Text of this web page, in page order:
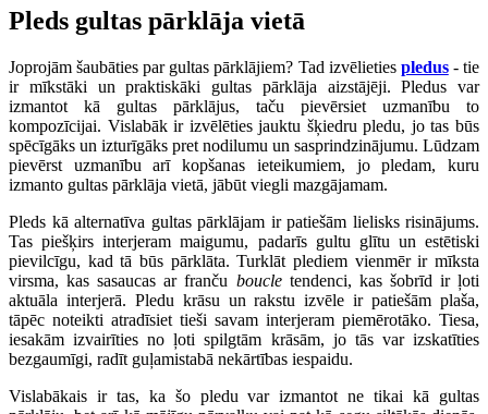
Pleds gultas pārklāja vietā
Joprojām šaubāties par gultas pārklājiem? Tad izvēlieties pledus- tie
ir mīkstāki un praktiskāki gultas pārklāja aizstājēji. Pledus var
izmantot kā gultas pārklājus, taču pievērsiet uzmanību to
kompozīcijai. Vislabāk ir izvēlēties jauktu šķiedru pledu, jo tas būs
spēcīgāks un izturīgāks pret nodilumu un sasprindzinājumu. Lūdzam
pievērst uzmanību arī kopšanas ieteikumiem, jo pledam, kuru
izmanto gultas pārklāja vietā, jābūt viegli mazgājamam.
Pleds kā alternatīva gultas pārklājam ir patiešām lielisks risinājums.
Tas piešķirs interjeram maigumu, padarīs gultu glītu un estētiski
pievilcīgu, kad tā būs pārklāta. Turklāt plediem vienmēr ir mīksta
virsma, kas sasaucas ar franču boucletendenci, kas šobrīd ir ļoti
aktuāla interjerā. Pledu krāsu un rakstu izvēle ir patiešām plaša,
tāpēc noteikti atradīsiet tieši savam interjeram piemērotāko. Tiesa,
iesakām izvairīties no ļoti spilgtām krāsām, jo tās var izskatīties
bezgaumīgi, radīt guļamistabā nekārtības iespaidu.
Vislabākais ir tas, ka šo pledu var izmantot ne tikai kā gultas